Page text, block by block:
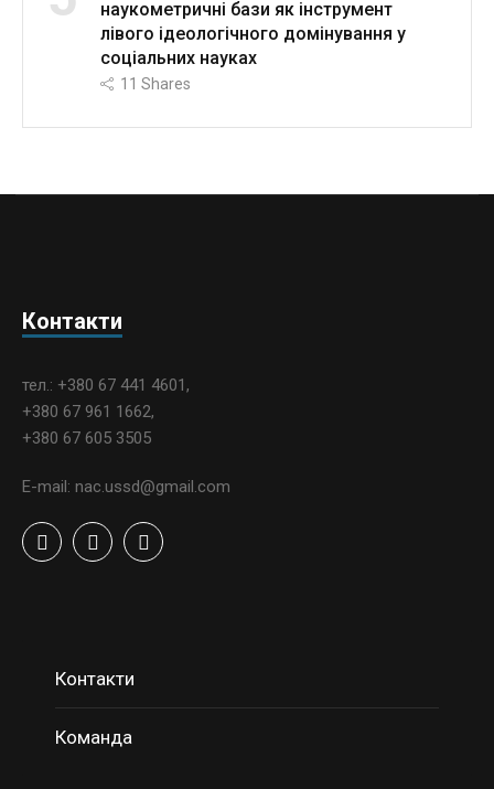
наукометричні бази як інструмент
лівого ідеологічного домінування у
соціальних науках
11 Shares
Контакти
тел.: +380 67 441 4601,
+380 67 961 1662,
+380 67 605 3505
E-mail: nac.ussd@gmail.com
Контакти
Команда